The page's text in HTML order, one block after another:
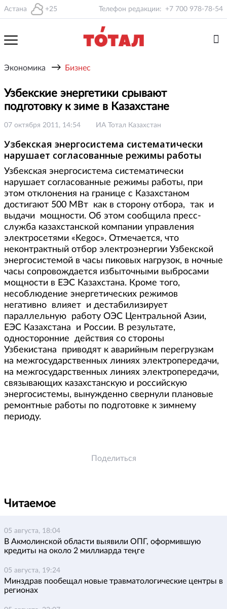
Астана +25 Телефон редакции: +7 700 978-78-54
Экономика → Бизнес
Узбекские энергетики срывают
подготовку к зиме в Казахстане
07 октября 2011, 14:54 ИА Тотал Казахстан
Узбекская энергосистема систематически
нарушает согласованные режимы работы
Узбекская энергосистема систематически
нарушает согласованные режимы работы, при
этом отклонения на границе с Казахстаном
достигают 500 МВт как в сторону отбора, так и
выдачи мощности. Об этом сообщила пресс-
служба казахстанской компании управления
электросетями «Kegoc». Отмечается, что
неконтрактный отбор электроэнергии Узбекской
энергосистемой в часы пиковых нагрузок, в ночные
часы сопровождается избыточными выбросами
мощности в ЕЭС Казахстана. Кроме того,
несоблюдение энергетических режимов
негативно влияет и дестабилизирует
параллельную работу ОЭС Центральной Азии,
ЕЭС Казахстана и России. В результате,
односторонние действия со стороны
Узбекистана приводят к аварийным перегрузкам
на межгосударственных линиях электропередачи,
на межгосударственных линиях электропередачи,
связывающих казахстанскую и российскую
энергосистемы, вынужденно свернули плановые
ремонтные работы по подготовке к зимнему
периоду.
Поделиться
Читаемое
05 августа, 18:04
В Акмолинской области выявили ОПГ, оформившую
кредиты на около 2 миллиарда теңге
05 августа, 19:24
Минздрав пообещал новые травматологические центры в
регионах